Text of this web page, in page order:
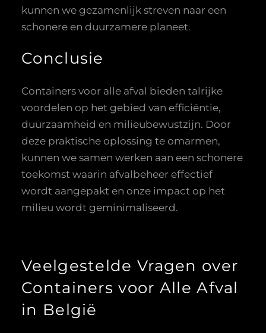
kunnen we gezamenlijk streven naar een
schonere en duurzamere planeet.
Conclusie
Containers voor alle afval bieden talrijke
voordelen op het gebied van efficiëntie,
duurzaamheid en milieubewustzijn. Door
deze praktische oplossing te omarmen,
kunnen we samen werken aan een schonere
toekomst waarin afvalbeheer effectief
wordt aangepakt en onze impact op het
milieu wordt geminimaliseerd.
Veelgestelde Vragen over
Containers voor Alle Afval
in België